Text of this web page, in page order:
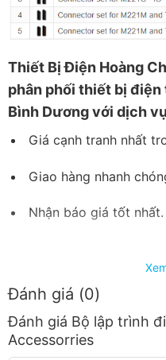
Thiết Bị Điện Hoàng
phân phối thiết bị
Bình Dương với dịch
Giá cạnh tranh nhất
Giao hàng nhanh
Nhận báo giá tốt nhất.
090 682 4506
từng loại sản phẩm và
Đánh giá (0)
Đánh giá Bộ lập trình
Accessorries